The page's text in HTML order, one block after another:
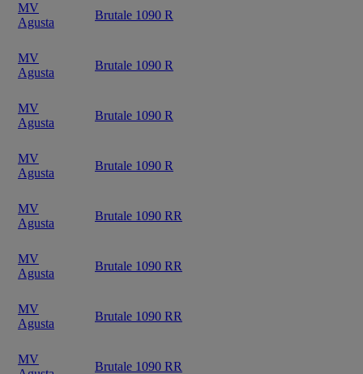
MV
Agusta
Brutale 1090 R
MV
Agusta
Brutale 1090 R
MV
Agusta
Brutale 1090 R
MV
Agusta
Brutale 1090 R
MV
Agusta
Brutale 1090 RR
MV
Agusta
Brutale 1090 RR
MV
Agusta
Brutale 1090 RR
MV
Brutale 1090 RR